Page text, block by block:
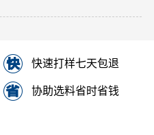
快速打样七天包退
协助选料省时省钱